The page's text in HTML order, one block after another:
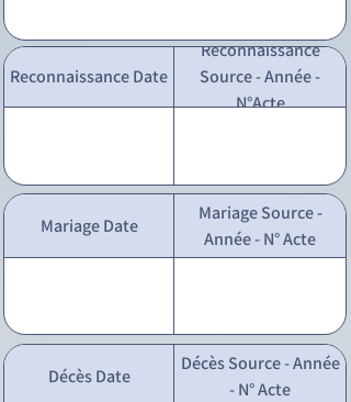
Reconnaissance Date
Reconnaissance
Source - Année -
N°Acte
Mariage Date
Mariage Source -
Année - N° Acte
Décès Date
Décès Source - Année
- N° Acte